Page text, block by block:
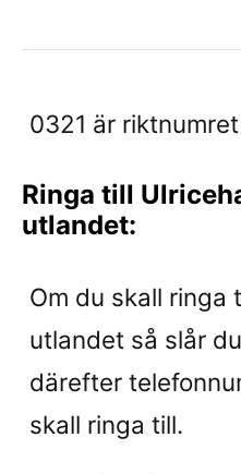
0321 är
Ringa till
utlandet:
Om du skall ringa
utlandet så slår
därefter
skall ringa till.